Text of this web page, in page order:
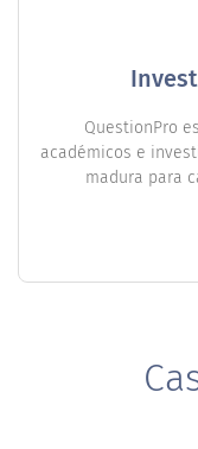
QuestionPro
académicos e
madura para